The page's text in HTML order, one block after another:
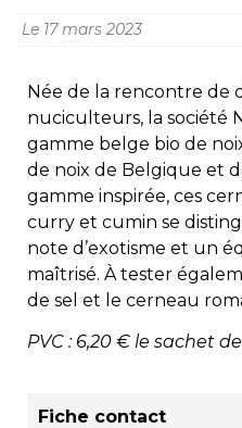
Le 17 mars 2023
Née de la rencontre de
nuciculteurs, la société
gamme belge bio de
de noix de Belgique et
gamme inspirée, ces
curry et cumin se
note d’exotisme et un
maîtrisé. À tester
de sel et le cerneau
PVC : 6,20 € le sachet
Fiche contact